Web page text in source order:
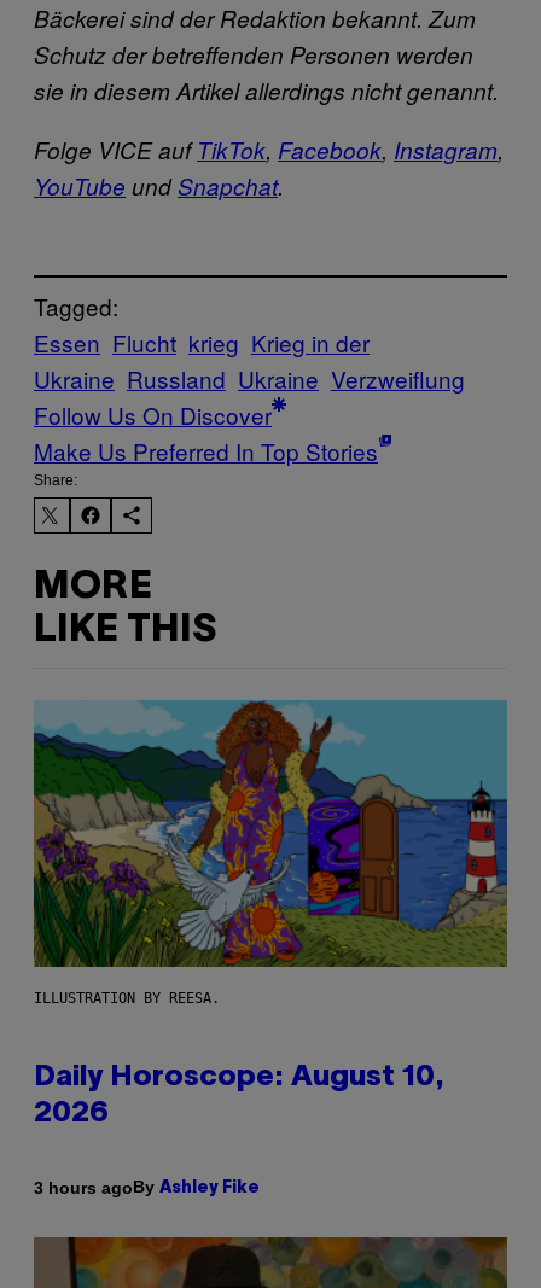
Bäckerei sind der Redaktion bekannt. Zum
Schutz der betreffenden Personen werden
sie in diesem Artikel allerdings nicht genannt.
Folge VICE aufTikTok, Facebook, Instagram,
YouTube undSnapchat.
Tagged:
Essen Flucht krieg Krieg in der
Ukraine Russland Ukraine Verzweiflung
Follow Us On Discover
Make Us Preferred In Top Stories
Share:
MORE
LIKE THIS
ILLUSTRATION BY REESA.
Daily Horoscope: August 10,
2026
3 hours agoBy Ashley Fike